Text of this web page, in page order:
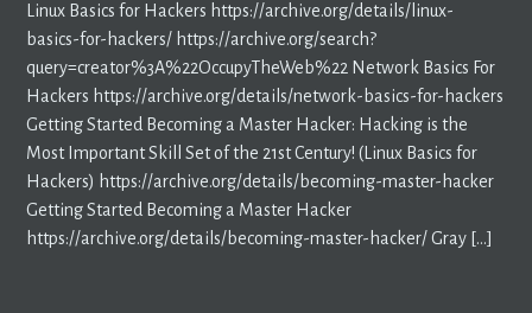
Linux Basics for Hackers https://archive.org/details/linux-
basics-for-hackers/ https://archive.org/search?
query=creator%3A%22OccupyTheWeb%22 Network Basics For
Hackers https://archive.org/details/network-basics-for-hackers
Getting Started Becoming a Master Hacker: Hacking is the
Most Important Skill Set of the 21st Century! (Linux Basics for
Hackers) https://archive.org/details/becoming-master-hacker
Getting Started Becoming a Master Hacker
https://archive.org/details/becoming-master-hacker/ Gray […]